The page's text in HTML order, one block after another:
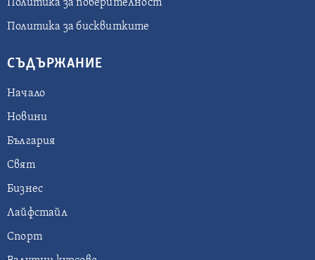
Политика за поверителност
Политика за бисквитките
СЪДЪРЖАНИЕ
Начало
Новини
България
Свят
Бизнес
Лайфстайл
Спорт